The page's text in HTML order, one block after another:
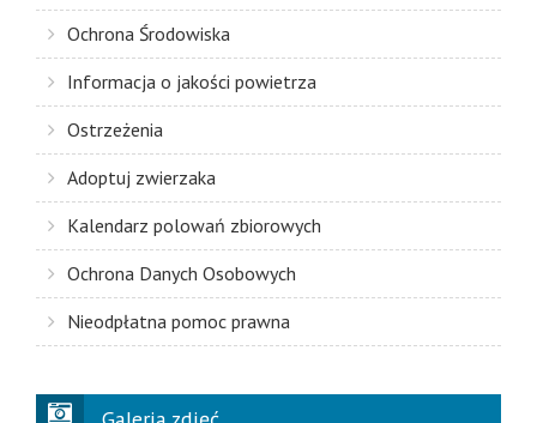
Ochrona Środowiska
Informacja o jakości powietrza
Ostrzeżenia
Adoptuj zwierzaka
Kalendarz polowań zbiorowych
Ochrona Danych Osobowych
Nieodpłatna pomoc prawna